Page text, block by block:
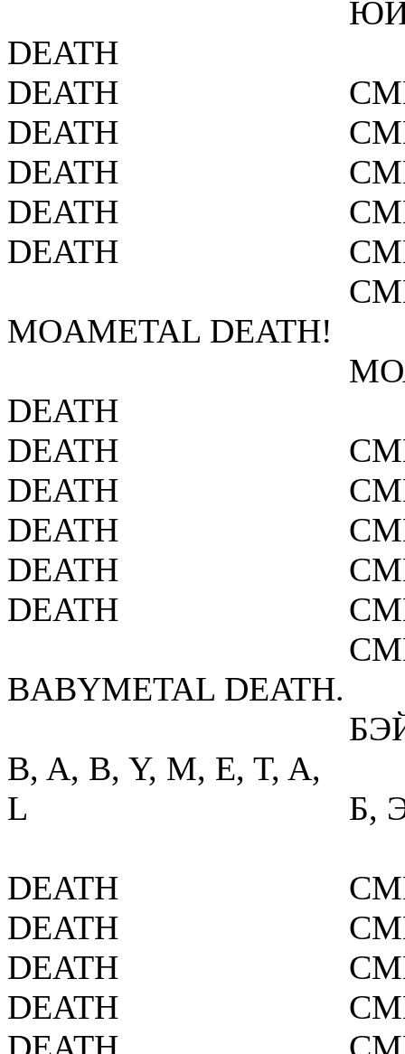
DEATH
DEATH
DEATH
DEATH
DEATH
DEATH
MOAMETAL DEATH!
DEATH
DEATH
DEATH
DEATH
DEATH
DEATH
BABYMETAL DEATH.
B, A, B, Y, M, E, T, A,
L
DEATH
DEATH
DEATH
DEATH
Б,